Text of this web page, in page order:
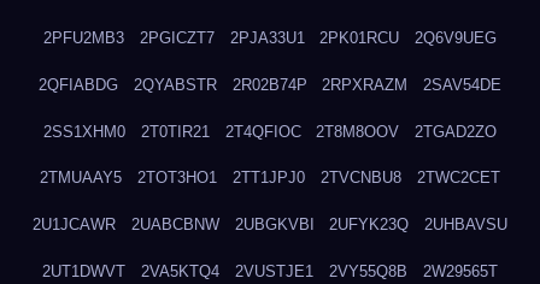
2PFU2MB3 2PGICZT7 2PJA33U1 2PK01RCU 2Q6V9UEG
2QFIABDG 2QYABSTR 2R02B74P 2RPXRAZM 2SAV54DE
2SS1XHM0 2T0TIR21 2T4QFIOC 2T8M8OOV 2TGAD2ZO
2TMUAAY5 2TOT3HO1 2TT1JPJ0 2TVCNBU8 2TWC2CET
2U1JCAWR 2UABCBNW 2UBGKVBI 2UFYK23Q 2UHBAVSU
2UT1DWVT 2VA5KTQ4 2VUSTJE1 2VY55Q8B 2W29565T